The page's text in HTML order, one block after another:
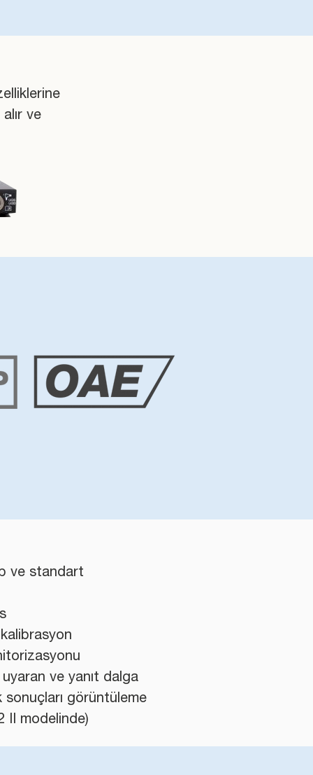
ve
ve standart
ve yanıt dalga
görüntüleme
II modelinde)